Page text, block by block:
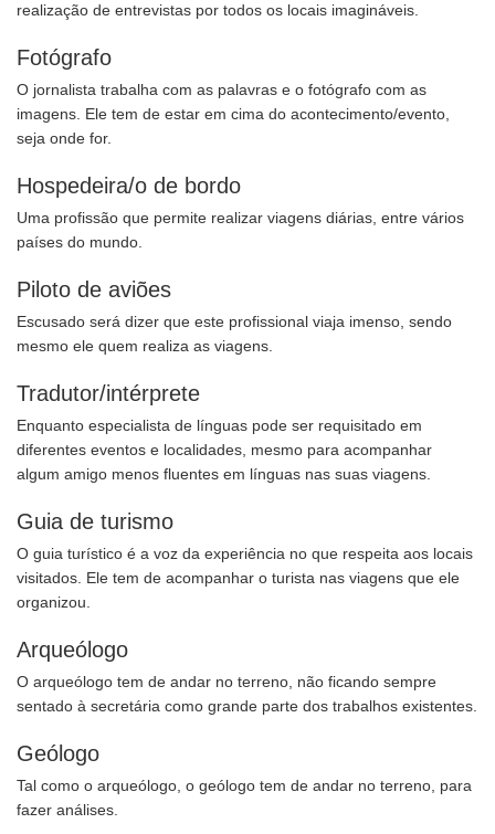
realização de entrevistas por todos os locais imagináveis.
Fotógrafo
O jornalista trabalha com as palavras e o fotógrafo com as
imagens. Ele tem de estar em cima do acontecimento/evento,
seja onde for.
Hospedeira/o de bordo
Uma profissão que permite realizar viagens diárias, entre vários
países do mundo.
Piloto de aviões
Escusado será dizer que este profissional viaja imenso, sendo
mesmo ele quem realiza as viagens.
Tradutor/intérprete
Enquanto especialista de línguas pode ser requisitado em
diferentes eventos e localidades, mesmo para acompanhar
algum amigo menos fluentes em línguas nas suas viagens.
Guia de turismo
O guia turístico é a voz da experiência no que respeita aos locais
visitados. Ele tem de acompanhar o turista nas viagens que ele
organizou.
Arqueólogo
O arqueólogo tem de andar no terreno, não ficando sempre
sentado à secretária como grande parte dos trabalhos existentes.
Geólogo
Tal como o arqueólogo, o geólogo tem de andar no terreno, para
fazer análises.